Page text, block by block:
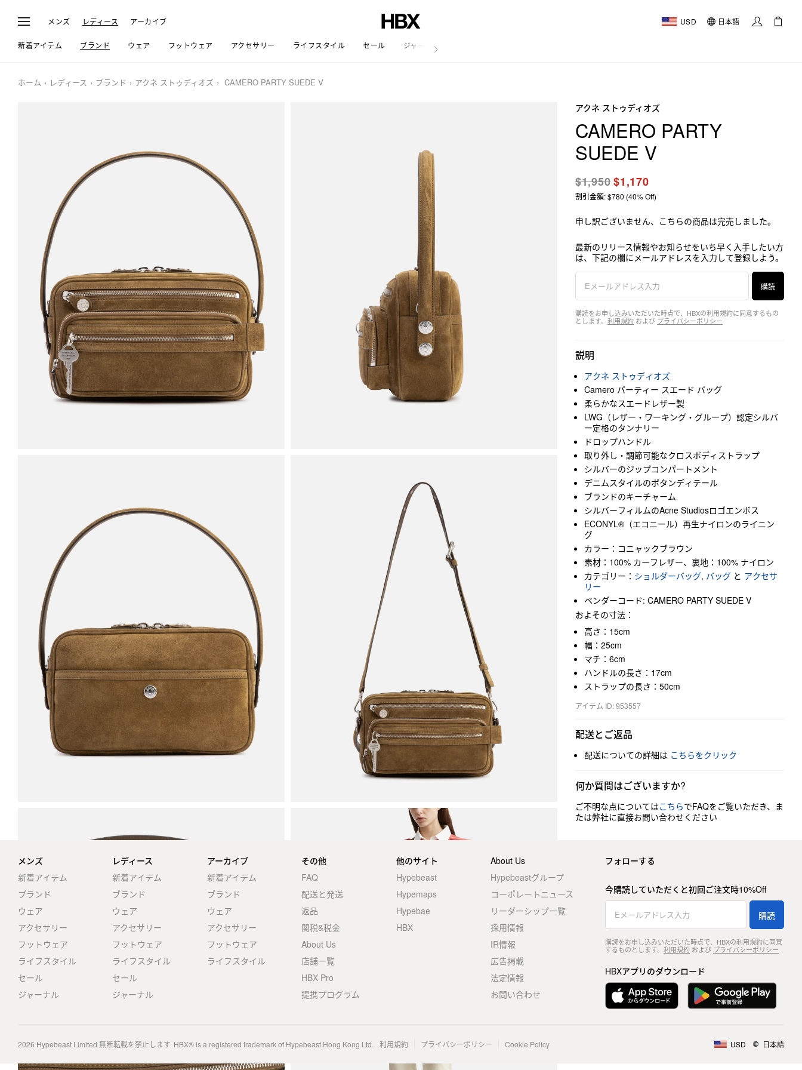
メンズ レディース アーカイブ USD 日本語
新着アイテム ブランド ウェア フットウェア アクセサリー ライフスタイル セール ジャーナル
ホーム レディース ブランド アクネ ストゥディオズ CAMERO PARTY SUEDE V
アクネ ストゥディオズ
CAMERO PARTY
SUEDE V
$1,950$1,170
割引金額: $780 (40% Off)
申し訳ございません、こちらの商品は完売しました。
最新のリリース情報やお知らせをいち早く入手したい方
は、下記の欄にメールアドレスを入力して登録しよう。
購読
購読をお申し込みいただいた時点で、HBXの利用規約に同意するもの
とします。 利用規約 および プライバシーポリシー
説明
アクネ ストゥディオズ
Camero パーティー スエード バッグ
柔らかなスエードレザー製
LWG（レザー・ワーキング・グループ）認定シルバ
ー定格のタンナリー
ドロップハンドル
取り外し・調節可能なクロスボディストラップ
シルバーのジップコンパートメント
デニムスタイルのボタンディテール
ブランドのキーチャーム
シルバーフィルムのAcne Studiosロゴエンボス
ECONYL®（エコニール）再生ナイロンのライニン
グ
カラー：コニャックブラウン
素材：100% カーフレザー、裏地：100% ナイロン
カテゴリー： ショルダーバッグ, バッグ と アクセサ
リー
ベンダーコード: CAMERO PARTY SUEDE V
およその寸法：
高さ：15cm
幅：25cm
マチ：6cm
ハンドルの長さ：17cm
ストラップの長さ：50cm
アイテム ID: 953557
配送とご返品
配送についての詳細は こちらをクリック
何か質問はございますか?
ご不明な点についてはこちらでFAQをご覧いただき、ま
たは弊社に直接お問い合わせください
メンズ
新着アイテム
ブランド
ウェア
アクセサリー
フットウェア
ライフスタイル
セール
ジャーナル
レディース
新着アイテム
ブランド
ウェア
アクセサリー
フットウェア
ライフスタイル
セール
ジャーナル
アーカイブ
新着アイテム
ブランド
ウェア
アクセサリー
フットウェア
ライフスタイル
その他
FAQ
配送と発送
返品
関税&税金
About Us
店舗一覧
HBX Pro
提携プログラム
他のサイト
Hypebeast
Hypemaps
Hypebae
HBX
About Us
Hypebeastグループ
コーポレートニュース
リーダーシップ一覧
採用情報
IR情報
広告掲載
法定情報
お問い合わせ
フォローする
今購読していただくと初回ご注文時10%Off
購読
購読をお申し込みいただいた時点で、HBXの利用規約に同意
するものとします。 利用規約および プライバシーポリシー
HBXアプリのダウンロード
2026 Hypebeast Limited 無断転載を禁止します HBX® is a registered trademark of Hypebeast Hong Kong Ltd. 利用規約 プライバシーポリシー Cookie Policy USD 日本語